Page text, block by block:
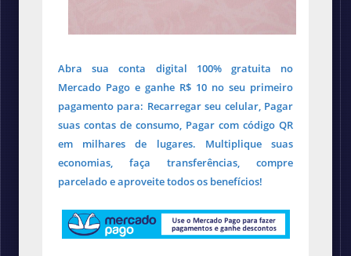
Abra sua conta digital 100% gratuita no
Mercado Pago e ganhe R$ 10 no seu primeiro
pagamento para: Recarregar seu celular, Pagar
suas contas de consumo, Pagar com código QR
em milhares de lugares. Multiplique suas
economias, faça transferências, compre
parcelado e aproveite todos os benefícios!